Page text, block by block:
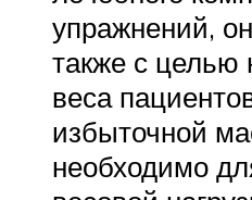
упражнений,
также с целью
веса
избыточной
необходимо